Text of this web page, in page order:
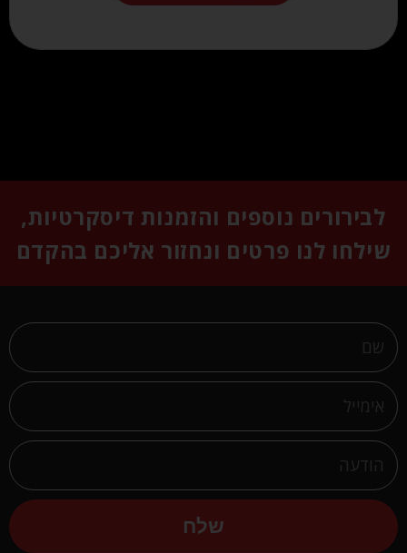
לבירורים נוספים והזמנות דיסקרטיות,
שילחו לנו פרטים ונחזור אליכם בהקדם
שלח